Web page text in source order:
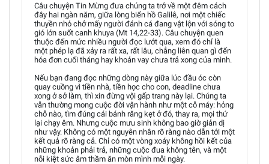
Câu chuyện Tin Mừng đưa chúng ta trở về một đêm cách
đây hai ngàn năm, giữa lòng biển hồ Galilê, nơi một chiếc
thuyền nhỏ chở mấy người đánh cá đang vật lộn với sóng to
gió lớn suốt canh khuya (Mt 14,22-33). Câu chuyện quen
thuộc đến mức nhiều người đọc lướt qua, xem đó chỉ là
một phép lạ đã xảy ra rất xa, rất lâu, chẳng liên quan gì đến
hóa đơn cuối tháng hay khoản vay chưa trả xong của mình.
Nếu bạn đang đọc những dòng này giữa lúc đầu óc còn
quay cuồng vì tiền nhà, tiền học cho con, deadline chưa
xong ở sở làm, thì xin đừng vội gấp trang này lại. Chúng ta
vẫn thường mong cuộc đời vận hành như một cỗ máy: hỏng
chỗ nào, tìm đúng cái bánh răng kẹt ở đó, thay ra, mọi thứ
lại chạy êm. Nhưng cuộc mưu sinh không bao giờ giản dị
như vậy. Không có một nguyên nhân rõ ràng nào dẫn tới một
kết quả rõ ràng cả. Chỉ có một vòng xoáy không hồi kết của
những khoản phải trả, những cuộc đua không tên, và một
nỗi kiệt sức âm thầm ăn mòn mình mỗi ngày.